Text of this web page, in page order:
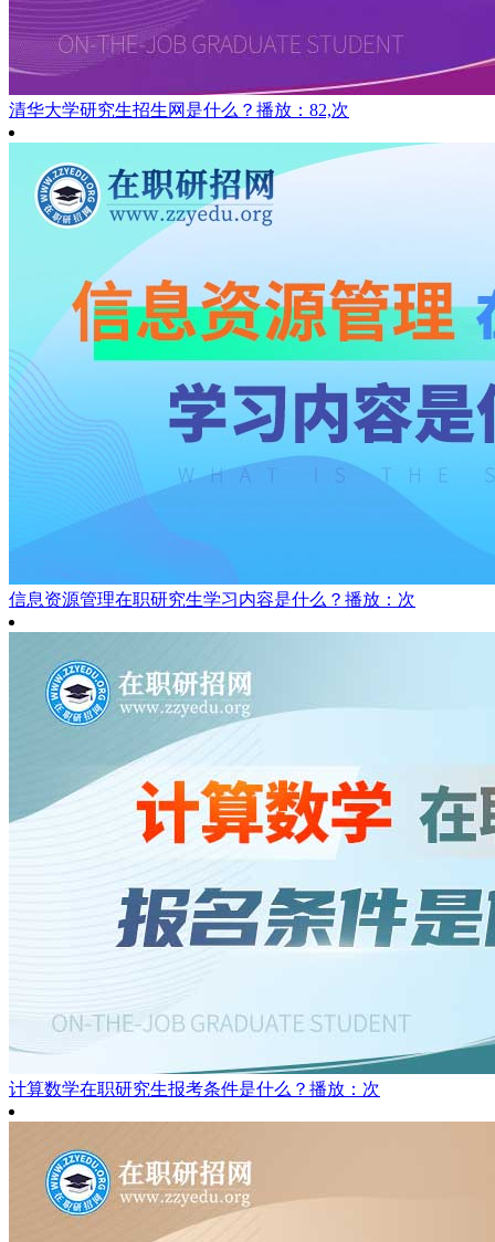
清华大学研究生招生网是什么？ 播放：82,次
信息资源管理在职研究生学习内容是什么？ 播放：次
计算数学在职研究生报考条件是什么？ 播放：次